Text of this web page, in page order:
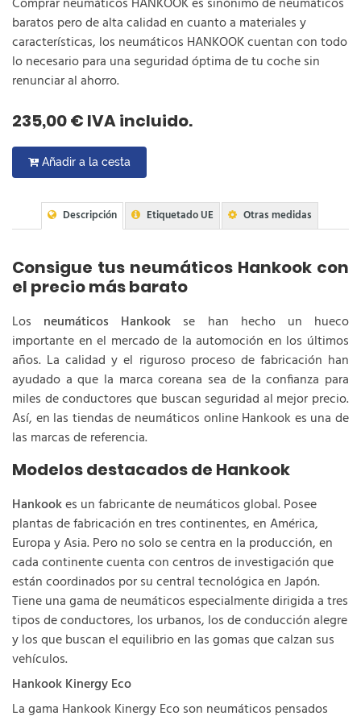
baratos pero de alta calidad en cuanto a materiales y
características, los neumáticos HANKOOK cuentan con todo
lo necesario para una seguridad óptima de tu coche sin
renunciar al ahorro.
235,00 € IVA incluido.
Añadir a la cesta
Descripción Etiquetado UE Otras medidas
Consigue tus neumáticos Hankook con
el precio más barato
Los neumáticos Hankook se han hecho un hueco
importante en el mercado de la automoción en los últimos
años. La calidad y el riguroso proceso de fabricación han
ayudado a que la marca coreana sea de la confianza para
miles de conductores que buscan seguridad al mejor precio.
Así, en las tiendas de neumáticos online Hankook es una de
las marcas de referencia.
Modelos destacados de Hankook
Hankookes un fabricante de neumáticos global. Posee
plantas de fabricación en tres continentes, en América,
Europa y Asia. Pero no solo se centra en la producción, en
cada continente cuenta con centros de investigación que
están coordinados por su central tecnológica en Japón.
Tiene una gama de neumáticos especialmente dirigida a tres
tipos de conductores, los urbanos, los de conducción alegre
y los que buscan el equilibrio en las gomas que calzan sus
vehículos.
Hankook Kinergy Eco
La gama Hankook Kinergy Eco son neumáticos pensados